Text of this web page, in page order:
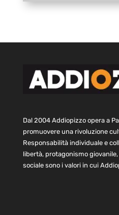
Dal 2004 Addiopizzo opera a
promuovere una rivoluzione
Responsabilità individuale e
libertà, protagonismo
sociale sono i valori in cui